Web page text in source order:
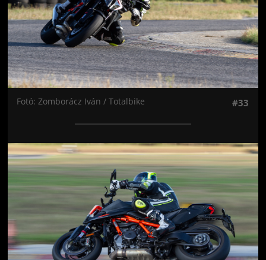
Fotó: Zomborácz Iván / Totalbike #33
Jön még kép!